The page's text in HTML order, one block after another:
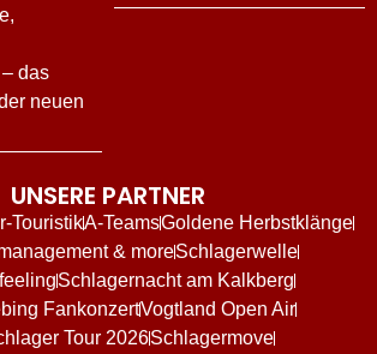
das
neuen
UNSERE PARTNER
TouristikA-TeamsGoldene Herbstklänge
& moreSchlagerwelle
Schlagernacht am Kalkberg
FankonzertVogtland Open Air
Tour 2026Schlagermove